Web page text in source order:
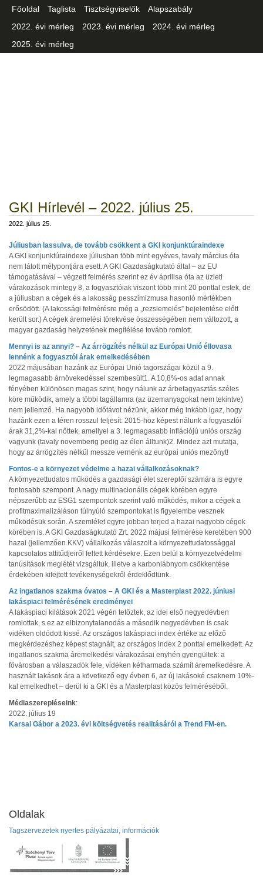
Főoldal Taglista Tisztségviselők
Alapszabály
2022. évi mérleg
2023. évi mérleg
2024. évi mérleg
2025. évi mérleg
GKI Hírlevél – 2022. július 25.
2022. július 25.
Júliusban lassulva, de tovább csökkent a GKI konjunktúraindexe
A GKI konjunktúraindexe júliusban több mint egyéves, tavaly március óta
nem látott mélypontjára esett. A GKI Gazdaságkutató által – az EU
támogatásával – végzett felmérés szerint ez év áprilisa óta az üzleti
várakozások mintegy 8, a fogyasztóiak viszont több mint 20 ponttal estek, de
a júliusban a cégek és a lakosság pesszimizmusa hasonló mértékben
erősödött. (A lakossági felmérésre még a „rezsiemelés” bejelentése előtt
került sor.) A cégek áremelési törekvése összességében nem változott, a
magyar gazdaság helyzetének megítélése tovább romlott.
Mennyi is az annyi? – Az árrögzítés nélkül az Európai Unió éllovasa
lennénk a fogyasztói árak emelkedésében
2022 májusában hazánk az Európai Unió tagországai közül a 9.
legmagasabb árnövekedéssel szembesült1. A 10,8%-os adat annak
fényében különösen magas szint, hogy nálunk az árbefagyasztás széles
köre működik, amely a többi tagállamra (az üzemanyagokat nem tekintve)
nem jellemző. Ha nagyobb időtávot nézünk, akkor még inkább igaz, hogy
hazánk ezen a téren rosszul teljesít: 2015-höz képest nálunk a fogyasztói
árak 31,2%-kal nőttek, amellyel a 3. legmagasabb inflációjú uniós ország
vagyunk (tavaly novemberig pedig az élen álltunk)2. Mindez azt mutatja,
hogy az árrögzítés nélkül messze vernénk az európai uniós mezőnyt!
Fontos-e a környezet védelme a hazai vállalkozásoknak?
A környezettudatos működés a gazdasági élet szereplői számára is egyre
fontosabb szempont. A nagy multinacionális cégek körében egyre
népszerűbb az ESG1 szempontok szerint való működés, mikor a cégek a
profitmaximalizáláson túlnyúló szempontokat is figyelembe vesznek
működésük során. A szemlélet egyre jobban terjed a hazai nagyobb cégek
körében is. A GKI Gazdaságkutató Zrt. 2022 májusi felmérése keretében 900
hazai (jellemzően KKV) vállalkozás válaszolt a környezettudatossággal
kapcsolatos attitűdjeiről feltett kérdésekre. Ezen belül a környezetvédelmi
tanúsítások meglétét vizsgáltuk, illetve a karbonlábnyom csökkentése
érdekében kifejtett tevékenységekről érdeklődtünk.
Az ingatlanos szakma óvatos – A GKI és a Masterplast 2022. júniusi
lakáspiaci felmérésének eredményei
A lakáspiaci kilátások 2021 végén tetőztek, az idei első negyedévben
romlottak, s ez az elbizonytalanodás a második negyedévben is csak
vidéken oldódott kissé. Az országos lakáspiaci index értéke az előző
megkérdezéshez képest stagnált, az országos index 2 ponttal emelkedett. Az
ingatlanos szakma áremelkedési várakozásai enyhén gyengültek: a
fővárosban a válaszadók fele, vidéken kétharmada számít áremelkedésre. A
használt lakások ára a következő egy évben 6, az új lakásoké csaknem 10%-
kal emelkedhet – derül ki a GKI és a Masterplast közös felméréséből.
Médiaszerepléseink:
2022. július 19
Karsai Gábor a 2023. évi költségvetés realitásáról a Trend FM-en.
Oldalak
Tagszervezetek nyertes pályázatai, információk